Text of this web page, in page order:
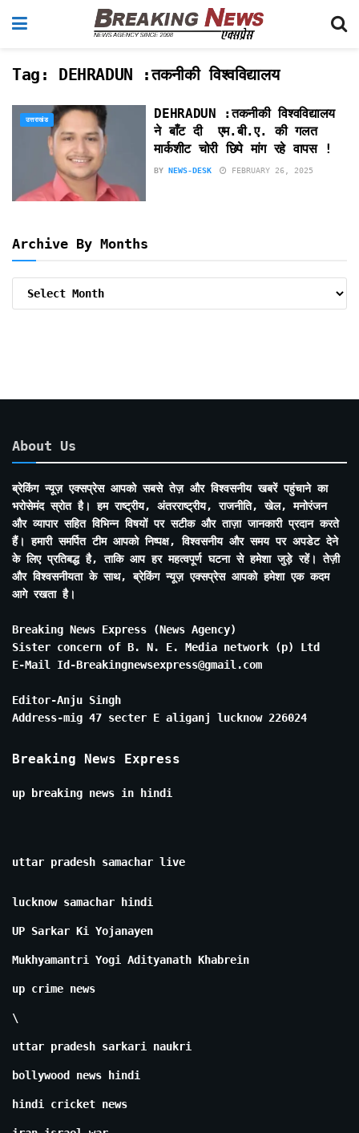
Tag: DEHRADUN :तकनीकी विश्वविद्यालय
उत्तराखंड
DEHRADUN :तकनीकी विश्वविद्यालय
ने बाँट दी एम.बी.ए. की गलत
मार्कशीट चोरी छिपे मांग रहे वापस !
BY NEWS-DESK FEBRUARY 26, 2025
Archive By Months
About Us
ब्रेकिंग न्यूज़ एक्सप्रेस आपको सबसे तेज़ और विश्वसनीय खबरें पहुंचाने का
भरोसेमंद स्रोत है। हम राष्ट्रीय, अंतरराष्ट्रीय, राजनीति, खेल, मनोरंजन
और व्यापार सहित विभिन्न विषयों पर सटीक और ताज़ा जानकारी प्रदान करते
हैं। हमारी समर्पित टीम आपको निष्पक्ष, विश्वसनीय और समय पर अपडेट देने
के लिए प्रतिबद्ध है, ताकि आप हर महत्वपूर्ण घटना से हमेशा जुड़े रहें। तेज़ी
और विश्वसनीयता के साथ, ब्रेकिंग न्यूज़ एक्सप्रेस आपको हमेशा एक कदम
आगे रखता है।
Breaking News Express (News Agency)
Sister concern of B. N. E. Media network (p) Ltd
E-Mail Id-Breakingnewsexpress@gmail.com
Editor-Anju Singh
Address-mig 47 secter E aliganj lucknow 226024
Breaking News Express
up breaking news in hindi
uttar pradesh samachar live
lucknow samachar hindi
UP Sarkar Ki Yojanayen
Mukhyamantri Yogi Adityanath Khabrein
up crime news
\
uttar pradesh sarkari naukri
bollywood news hindi
hindi cricket news